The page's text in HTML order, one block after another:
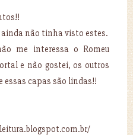
não tinha visto estes.
me interessa o Romeu
e não gostei, os outros
essas capas são lindas!!